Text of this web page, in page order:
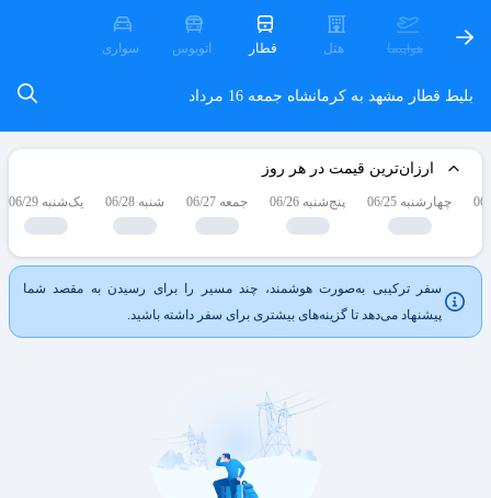
هواپیما هتل قطار اتوبوس سواری
بلیط قطار مشهد به کرمانشاه جمعه 16 مرداد
ارزان‌ترین قیمت در هر روز
چهارشنبه 06/25 پنج‌شنبه 06/26 جمعه 06/27 شنبه 06/28 یک‌شنبه 06/29
سفر ترکیبی به‌صورت هوشمند، چند مسیر را برای رسیدن به مقصد شما
پیشنهاد می‌دهد تا گزینه‌های بیشتری برای سفر داشته باشید.